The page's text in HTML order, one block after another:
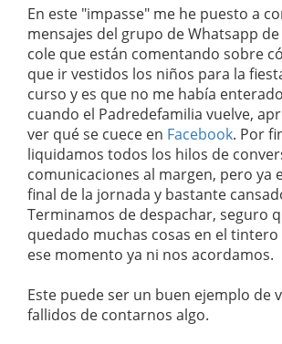
En este "impasse" me he puesto a
mensajes del grupo de Whatsapp
cole que están comentando sobre
que ir vestidos los niños para la
curso y es que no me había
cuando el Padredefamilia vuelve,
ver qué se cuece en Facebook. Por
liquidamos todos los hilos de
comunicaciones al margen, pero ya
final de la jornada y bastante
Terminamos de despachar, seguro
quedado muchas cosas en el tintero
ese momento ya ni nos acordamos.
Este puede ser un buen ejemplo de
fallidos de contarnos algo.